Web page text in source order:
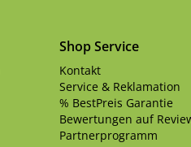
Shop Service
Kontakt
Service & Reklamation
% BestPreis Garantie
Bewertungen auf
Partnerprogramm